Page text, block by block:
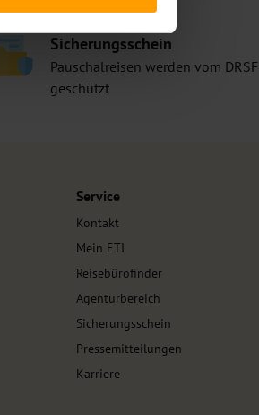
Sicherungsschein
Pauschalreisen werden vom DRSF
geschützt
Service
Kontakt
Mein ETI
Reisebürofinder
Agenturbereich
Sicherungsschein
Pressemitteilungen
Karriere